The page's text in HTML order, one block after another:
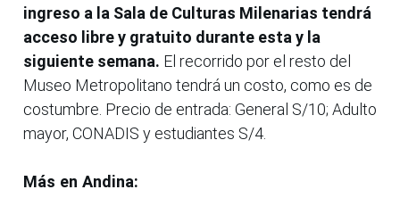
ingreso a la Sala de Culturas Milenarias tendrá
acceso libre y gratuito durante esta y la
siguiente semana. El recorrido por el resto del
Museo Metropolitano tendrá un costo, como es de
costumbre. Precio de entrada: General S/10; Adulto
mayor, CONADIS y estudiantes S/4.
Más en Andina: